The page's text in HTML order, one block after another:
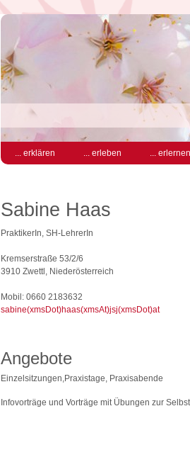
... erklären ... erleben ... erlernen
Sabine Haas
PraktikerIn, SH-LehrerIn
Kremserstraße 53/2/6
3910 Zwettl, Niederösterreich
Mobil: 0660 2183632
sabine(xmsDot)haas(xmsAt)jsj(xmsDot)at
Angebote
Einzelsitzungen,Praxistage, Praxisabende
Infovorträge und Vorträge mit Übungen zur